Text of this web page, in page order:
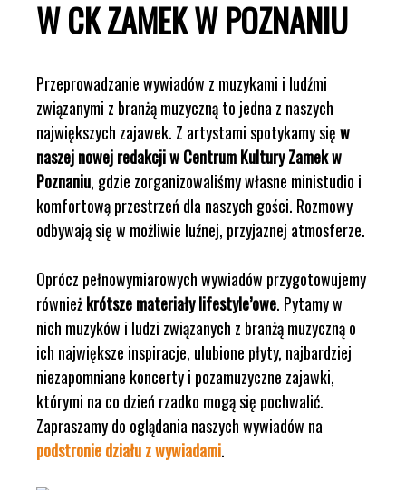
W CK ZAMEK W POZNANIU
Przeprowadzanie wywiadów z muzykami i ludźmi
związanymi z branżą muzyczną to jedna z naszych
największych zajawek. Z artystami spotykamy sięw
naszej nowej redakcji w Centrum Kultury Zamek w
Poznaniu, gdzie zorganizowaliśmy własne ministudio i
komfortową przestrzeń dla naszych gości. Rozmowy
odbywają się w możliwie luźnej, przyjaznej atmosferze.
Oprócz pełnowymiarowych wywiadów przygotowujemy
równieżkrótsze materiały lifestyle’owe. Pytamy w
nich muzyków i ludzi związanych z branżą muzyczną o
ich największe inspiracje, ulubione płyty, najbardziej
niezapomniane koncerty i pozamuzyczne zajawki,
którymi na co dzień rzadko mogą się pochwalić.
Zapraszamy do oglądania naszych wywiadów na
podstronie działu z wywiadami.